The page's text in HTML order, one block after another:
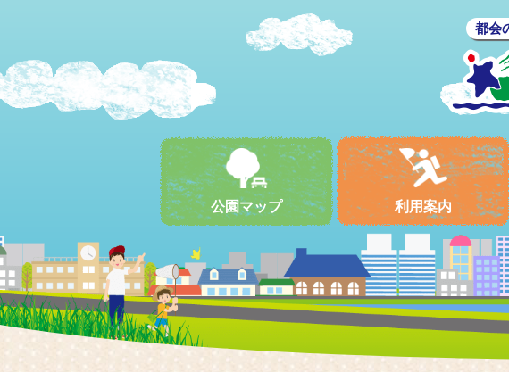
都会
公園マップ 利用案内